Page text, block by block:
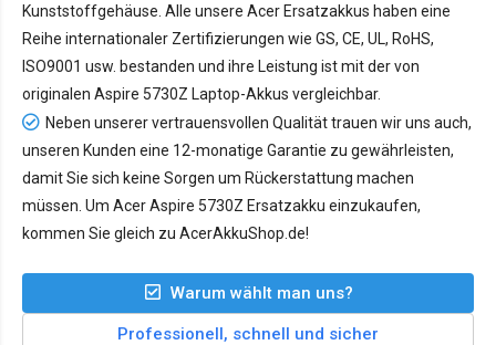
Kunststoffgehäuse. Alle unsere Acer Ersatzakkus haben eine
Reihe internationaler Zertifizierungen wie GS, CE, UL, RoHS,
ISO9001 usw. bestanden und ihre Leistung ist mit der von
originalen Aspire 5730Z Laptop-Akkus vergleichbar.
Neben unserer vertrauensvollen Qualität trauen wir uns auch,
unseren Kunden eine 12-monatige Garantie zu gewährleisten,
damit Sie sich keine Sorgen um Rückerstattung machen
müssen. Um Acer Aspire 5730Z Ersatzakku einzukaufen,
kommen Sie gleich zu AcerAkkuShop.de!
Warum wählt man uns?
Professionell, schnell und sicher